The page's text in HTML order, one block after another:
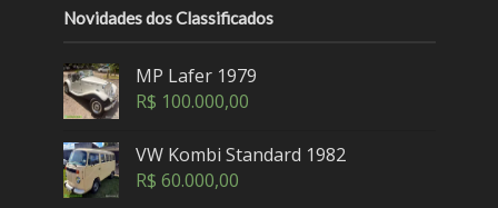
Novidades dos Classificados
MP Lafer 1979
R$ 100.000,00
VW Kombi Standard 1982
R$ 60.000,00